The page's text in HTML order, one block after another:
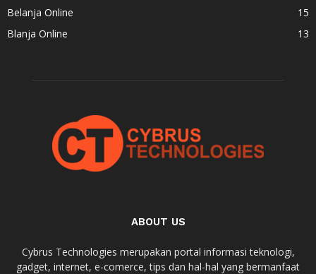
Belanja Online
15
Blanja Online
13
ABOUT US
Cybrus Technologies merupakan portal informasi teknologi,
gadget, internet, e-comerce, tips dan hal-hal yang bermanfaat